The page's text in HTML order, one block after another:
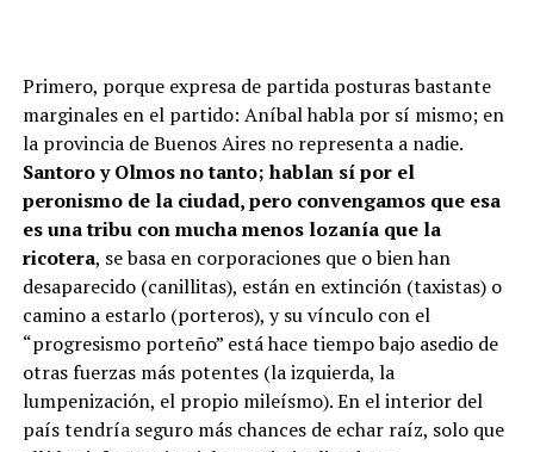
Primero, porque expresa de partida posturas bastante
marginales en el partido: Aníbal habla por sí mismo; en
la provincia de Buenos Aires no representa a nadie.
Santoro y Olmos no tanto; hablan sí por el
peronismo de la ciudad, pero convengamos que esa
es una tribu con mucha menos lozanía que la
ricotera, se basa en corporaciones que o bien han
desaparecido (canillitas), están en extinción (taxistas) o
camino a estarlo (porteros), y su vínculo con el
“progresismo porteño” está hace tiempo bajo asedio de
otras fuerzas más potentes (la izquierda, la
lumpenización, el propio mileísmo). En el interior del
país tendría seguro más chances de echar raíz, solo que